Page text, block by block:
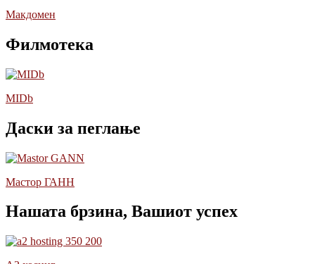
Макдомен
Филмотека
MIDb
Даски за пеглање
Мастор ГАНН
Нашата брзина, Вашиот успех